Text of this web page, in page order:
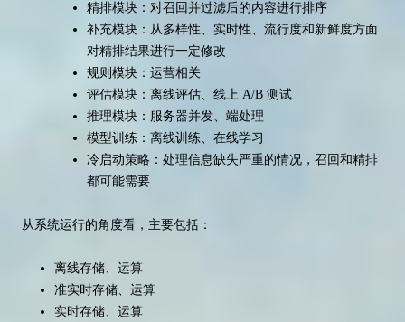
精排模块：对召回并过滤后的内容进行排序
补充模块：从多样性、实时性、流行度和新鲜度方面
对精排结果进行一定修改
规则模块：运营相关
评估模块：离线评估、线上 A/B 测试
推理模块：服务器并发、端处理
模型训练：离线训练、在线学习
冷启动策略：处理信息缺失严重的情况，召回和精排
都可能需要
从系统运行的角度看，主要包括：
离线存储、运算
准实时存储、运算
实时存储、运算